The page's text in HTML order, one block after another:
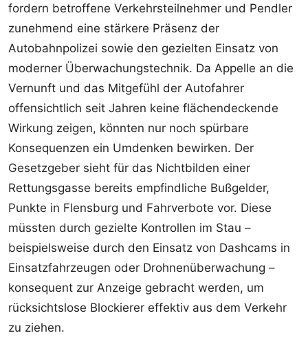
fordern betroffene Verkehrsteilnehmer und Pendler
zunehmend eine stärkere Präsenz der
Autobahnpolizei sowie den gezielten Einsatz von
moderner Überwachungstechnik. Da Appelle an die
Vernunft und das Mitgefühl der Autofahrer
offensichtlich seit Jahren keine flächendeckende
Wirkung zeigen, könnten nur noch spürbare
Konsequenzen ein Umdenken bewirken. Der
Gesetzgeber sieht für das Nichtbilden einer
Rettungsgasse bereits empfindliche Bußgelder,
Punkte in Flensburg und Fahrverbote vor. Diese
müssten durch gezielte Kontrollen im Stau –
beispielsweise durch den Einsatz von Dashcams in
Einsatzfahrzeugen oder Drohnenüberwachung –
konsequent zur Anzeige gebracht werden, um
rücksichtslose Blockierer effektiv aus dem Verkehr
zu ziehen.